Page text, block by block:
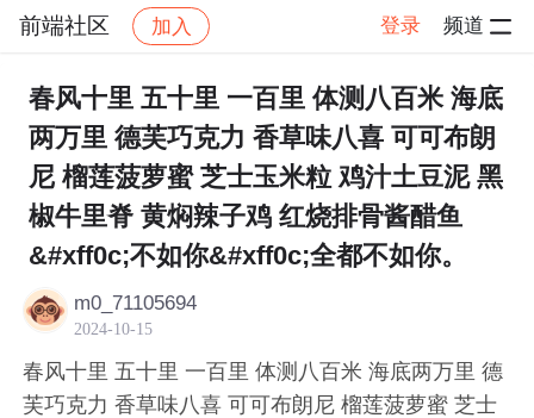
前端社区 加入 登录 频道
社区 前端社区 感慨 帖子详情
春风十里 五十里 一百里 体测八百米 海底
两万里 德芙巧克力 香草味八喜 可可布朗
尼 榴莲菠萝蜜 芝士玉米粒 鸡汁土豆泥 黑
椒牛里脊 黄焖辣子鸡 红烧排骨酱醋鱼
&#xff0c;不如你&#xff0c;全都不如你。
m0_71105694
2024-10-15
春风十里 五十里 一百里 体测八百米 海底两万里 德
芙巧克力 香草味八喜 可可布朗尼 榴莲菠萝蜜 芝士